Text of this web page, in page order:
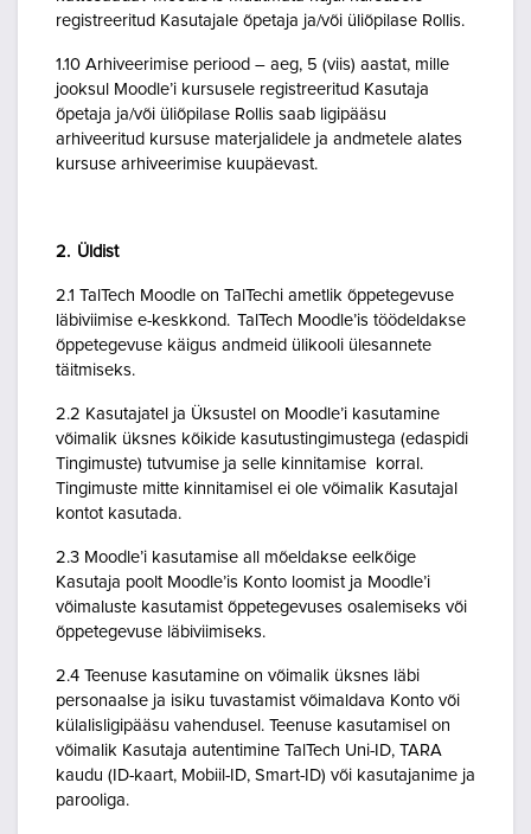
registreeritud Kasutajale õpetaja ja/või üliõpilase Rollis.
1.10 Arhiveerimise periood – aeg, 5 (viis) aastat, mille
jooksul Moodle’i kursusele registreeritud Kasutaja
õpetaja ja/või üliõpilase Rollis saab ligipääsu
arhiveeritud kursuse materjalidele ja andmetele alates
kursuse arhiveerimise kuupäevast.
2. Üldist
2.1 TalTech Moodle on TalTechi ametlik õppetegevuse
läbiviimise e-keskkond. TalTech Moodle’is töödeldakse
õppetegevuse käigus andmeid ülikooli ülesannete
täitmiseks.
2.2 Kasutajatel ja Üksustel on Moodle’i kasutamine
võimalik üksnes kõikide kasutustingimustega (edaspidi
Tingimuste) tutvumise ja selle kinnitamise korral.
Tingimuste mitte kinnitamisel ei ole võimalik Kasutajal
kontot kasutada.
2.3 Moodle’i kasutamise all mõeldakse eelkõige
Kasutaja poolt Moodle’is Konto loomist ja Moodle’i
võimaluste kasutamist õppetegevuses osalemiseks või
õppetegevuse läbiviimiseks.
2.4 Teenuse kasutamine on võimalik üksnes läbi
personaalse ja isiku tuvastamist võimaldava Konto või
külalisligipääsu vahendusel. Teenuse kasutamisel on
võimalik Kasutaja autentimine TalTech Uni-ID, TARA
kaudu (ID-kaart, Mobiil-ID, Smart-ID) või kasutajanime ja
parooliga.